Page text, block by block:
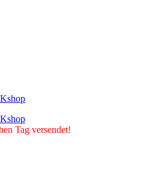
Tag versendet!